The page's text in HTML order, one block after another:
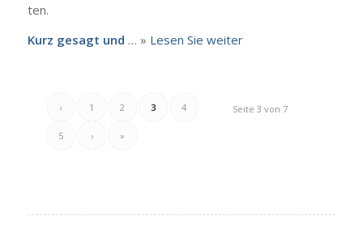
ten.
Kurz gesagt und … » Lesen Sie wei­ter
Seite 3 von 7
‹ 1 2 3 4
5 › »